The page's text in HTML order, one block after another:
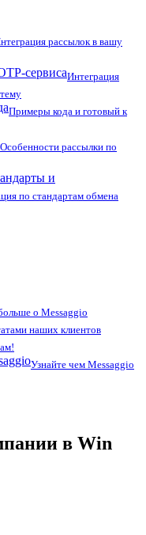
рассылок в вашу
сервисаИнтеграция
Примеры кода и готовый к
Особенности рассылки по
и
по стандартам обмена
о Messaggio
наших клиентов
Узнайте чем Messaggio
в Win